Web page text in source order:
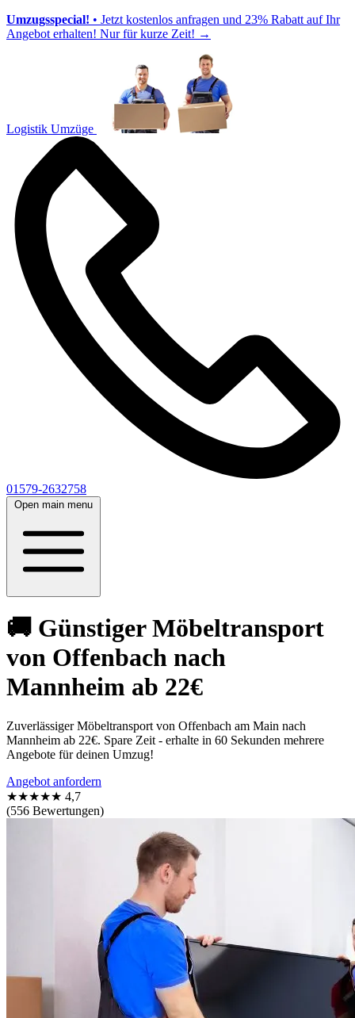
Umzugsspecial! • Jetzt kostenlos anfragen und 23% Rabatt auf Ihr
Angebot erhalten! Nur für kurze Zeit! →
Logistik Umzüge
01579-2632758
Open main menu
🚚 Günstiger Möbeltransport
von Offenbach nach
Mannheim ab 22€
Zuverlässiger Möbeltransport von Offenbach am Main nach
Mannheim ab 22€. Spare Zeit - erhalte in 60 Sekunden mehrere
Angebote für deinen Umzug!
Angebot anfordern
★★★★★ 4,7
(556 Bewertungen)